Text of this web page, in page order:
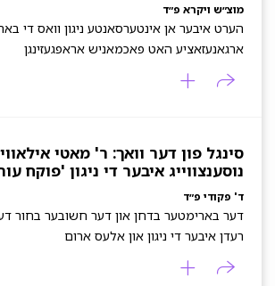
מוצ״ש ויקרא פ״ד
הערט איבער אן אינטערסאנטע ניגון וואס די
ארגאנעזאציע האט פאכמאניש אראפגעזינגן
סינגל פון דער וואך: ר' מאטי
נוסענצווייג איבער די ניגון 'פוקח
ד' פקודי פ״ד
דער בארימטער בדחן און דער חשובער בחור
רעדן איבער די ניגון און אלעס ארום